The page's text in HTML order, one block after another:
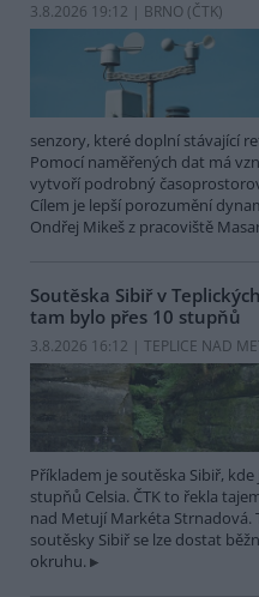
3.8.2026 19:12 | BRNO (ČTK)
senzory, které doplní stávající
Pomocí naměřených dat má
vytvoří podrobný
Cílem je lepší porozumění
Ondřej Mikeš z pracoviště
Soutěska Sibiř v
tam bylo přes 10 stupňů
3.8.2026 16:12 | TEPLICE NAD
Příkladem je soutěska Sibiř,
stupňů Celsia. ČTK to řekla
nad Metují Markéta Strnadová.
soutěsky Sibiř se lze dostat
okruhu.